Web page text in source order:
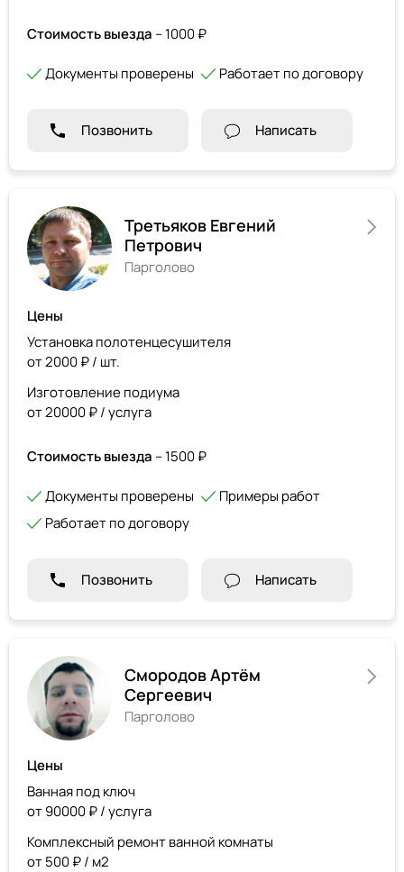
Стоимость выезда – 1000 ₽
Документы проверены Работает по договору
Позвонить Написать
Третьяков Евгений
Петрович
Парголово
Цены
Установка полотенцесушителя
от 2000 ₽ / шт.
Изготовление подиума
от 20000 ₽ / услуга
Стоимость выезда – 1500 ₽
Документы проверены
Примеры работ
Работает по договору
Позвонить Написать
Смородов Артём
Сергеевич
Парголово
Цены
Ванная под ключ
от 90000 ₽ / услуга
Комплексный ремонт ванной комнаты
от 500 ₽ / м2